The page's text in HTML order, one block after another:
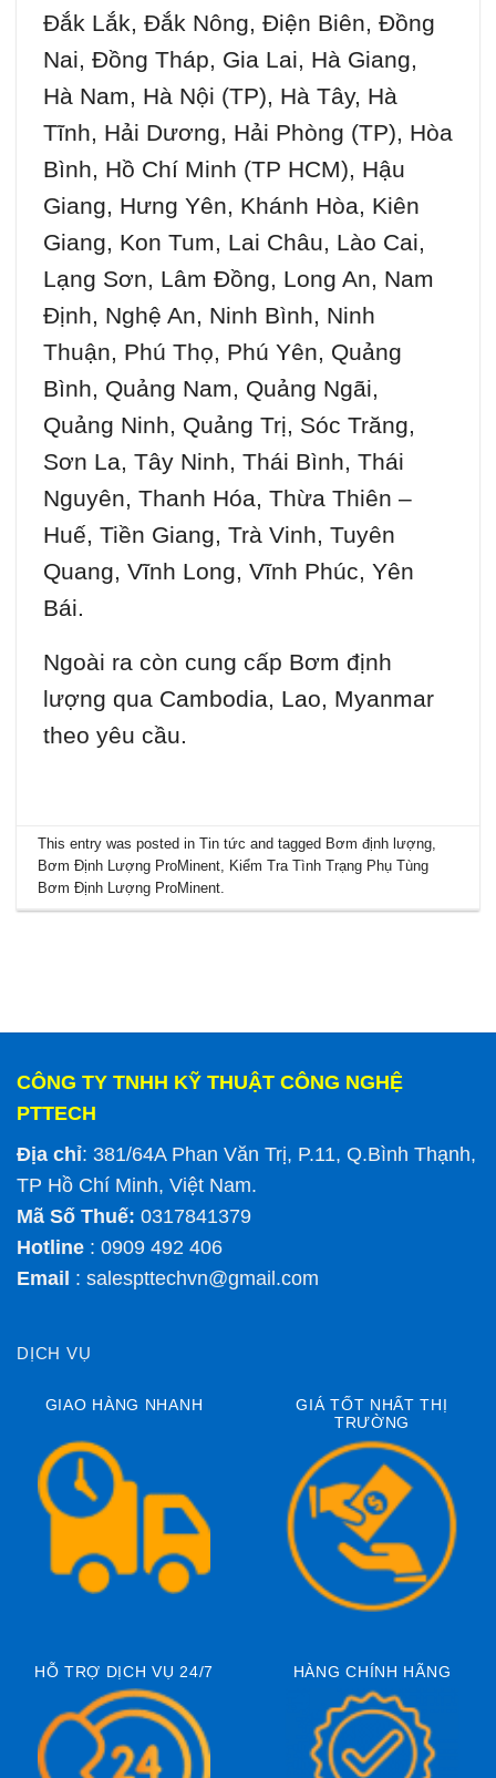
Đắk Lắk, Đắk Nông, Điện Biên, Đồng
Nai, Đồng Tháp, Gia Lai, Hà Giang,
Hà Nam, Hà Nội (TP), Hà Tây, Hà
Tĩnh, Hải Dương, Hải Phòng (TP), Hòa
Bình, Hồ Chí Minh (TP HCM), Hậu
Giang, Hưng Yên, Khánh Hòa, Kiên
Giang, Kon Tum, Lai Châu, Lào Cai,
Lạng Sơn, Lâm Đồng, Long An, Nam
Định, Nghệ An, Ninh Bình, Ninh
Thuận, Phú Thọ, Phú Yên, Quảng
Bình, Quảng Nam, Quảng Ngãi,
Quảng Ninh, Quảng Trị, Sóc Trăng,
Sơn La, Tây Ninh, Thái Bình, Thái
Nguyên, Thanh Hóa, Thừa Thiên –
Huế, Tiền Giang, Trà Vinh, Tuyên
Quang, Vĩnh Long, Vĩnh Phúc, Yên
Bái.
Ngoài ra còn cung cấp Bơm định
lượng qua Cambodia, Lao, Myanmar
theo yêu cầu.
This entry was posted inTin tức and tagged Bơm định lượng,
Bơm Định Lượng ProMinent, Kiểm Tra Tình Trạng Phụ Tùng
Bơm Định Lượng ProMinent.
CÔNG TY TNHH KỸ THUẬT CÔNG NGHỆ
PTTECH
Địa chỉ: 381/64A Phan Văn Trị, P.11, Q.Bình Thạnh,
TP Hồ Chí Minh, Việt Nam.
Mã Số Thuế: 0317841379
Hotline : 0909 492 406
Email : salespttechvn@gmail.com
DỊCH VỤ
GIAO HÀNG NHANH
GIÁ TỐT NHẤT THỊ
TRƯỜNG
HỖ TRỢ DỊCH VỤ 24/7 HÀNG CHÍNH HÃNG